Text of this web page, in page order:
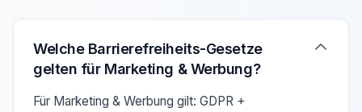
Verwenden Sie die Pfeiltasten Auf/Ab um zwischen
Welche Barrierefreiheits-Gesetze
gelten für Marketing & Werbung?
Für Marketing & Werbung gilt: GDPR +